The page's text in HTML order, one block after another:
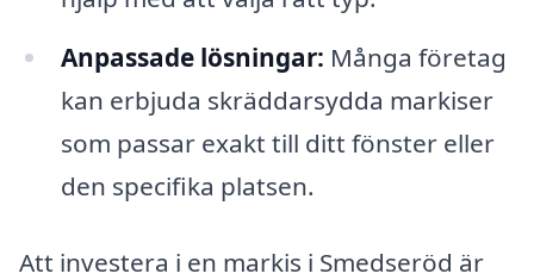
Anpassade lösningar: Många företag
kan erbjuda skräddarsydda markiser
som passar exakt till ditt fönster eller
den specifika platsen.
Att investera i en markis i Smedseröd är